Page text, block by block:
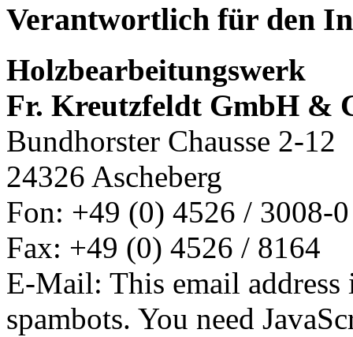
Verantwortlich für den
Holzbearbeitungswerk
Fr. Kreutzfeldt GmbH &
Bundhorster Chausse 2-12
24326 Ascheberg
Fon: +49 (0) 4526 / 3008-0
Fax: +49 (0) 4526 / 8164
E-Mail: This email
spambots. You need